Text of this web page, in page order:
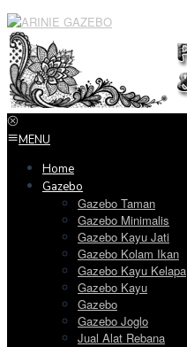
Loncat
ke
konten
MENU
Home
Gazebo
Gazebo Taman
Gazebo Minimalis
Gazebo Kayu Jati
Gazebo Kolam Ikan
Gazebo Kayu Kelapa
Gazebo Kayu
Gazebo
Gazebo Joglo
Jual Alat Rebana